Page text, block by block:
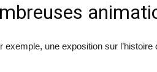
exemple, une exposition sur